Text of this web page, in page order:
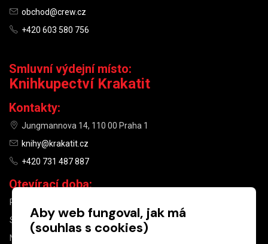
obchod@crew.cz
+420 603 580 756
Smluvní výdejní místo:
Knihkupectví Krakatit
Kontakty:
Jungmannova 14, 110 00 Praha 1
knihy@krakatit.cz
+420 731 487 887
Otevírací doba:
PO–PÁ
SO
10:00–13:00
NE
Aby web fungoval, jak má
(souhlas s cookies)